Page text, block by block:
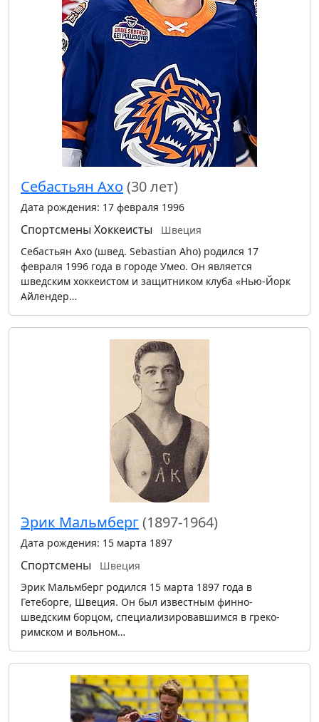
Себастьян Ахо (30 лет)
Дата рождения: 17 февраля 1996
Спортсмены Хоккеисты
Швеция
Себастьян Ахо (швед. Sebastian Aho) родился 17
февраля 1996 года в городе Умео. Он является
шведским хоккеистом и защитником клуба «Нью-Йорк
Айлендер…
Эрик Мальмберг(1897-1964)
Дата рождения: 15 марта 1897
Спортсмены
Швеция
Эрик Мальмберг родился 15 марта 1897 года в
Гетеборге, Швеция. Он был известным финно-
шведским борцом, специализировавшимся в греко-
римском и вольном…